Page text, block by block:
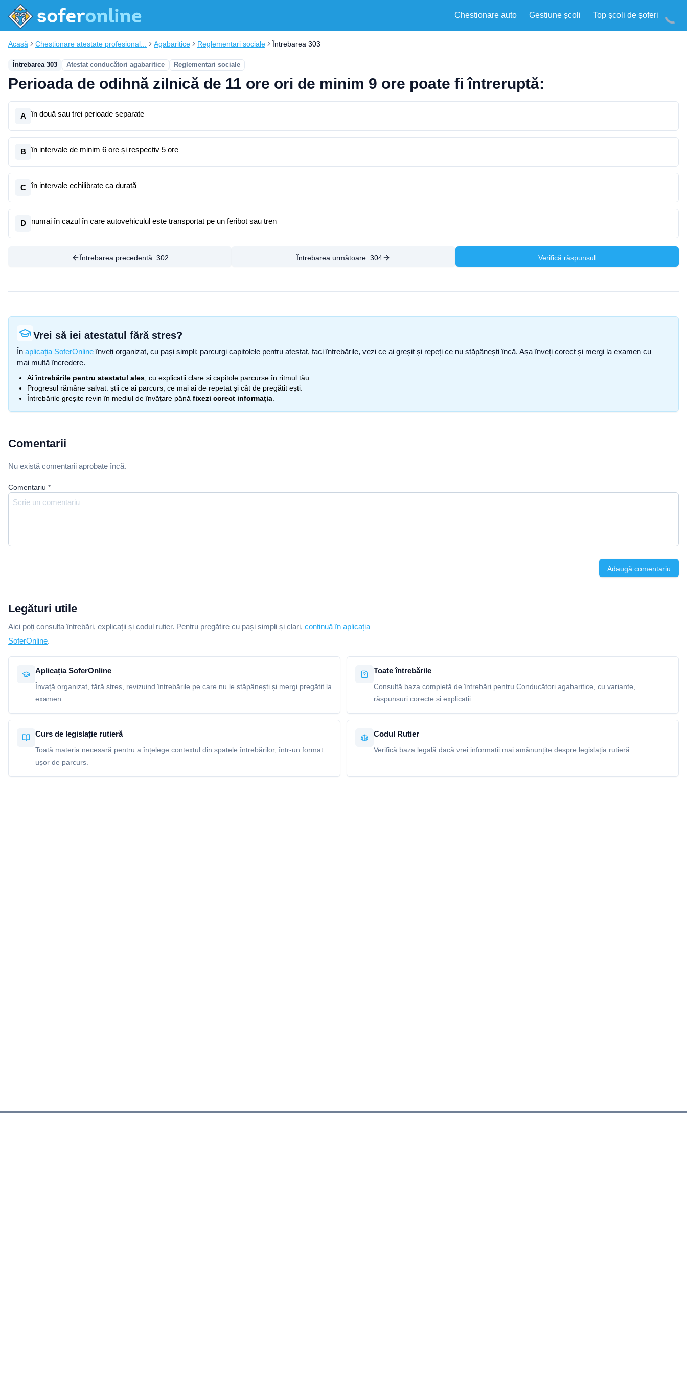
Chestionare auto Gestiune școli Top școli de șoferi
Acasă Chestionare atestate profesional... Agabaritice Reglementari sociale Întrebarea 303
Întrebarea 303 Atestat conducători agabaritice Reglementari sociale
Perioada de odihnă zilnică de 11 ore ori de minim 9 ore poate fi întreruptă:
A în două sau trei perioade separate
B în intervale de minim 6 ore și respectiv 5 ore
C în intervale echilibrate ca durată
D numai în cazul în care autovehiculul este transportat pe un feribot sau tren
Întrebarea precedentă: 302 Întrebarea următoare: 304 Verifică răspunsul
Vrei să iei atestatul fără stres?
În aplicația SoferOnline înveți organizat, cu pași simpli: parcurgi capitolele pentru atestat, faci întrebările, vezi ce ai greșit și repeți ce nu stăpânești încă. Așa înveți corect și mergi la examen cu
mai multă încredere.
Aiîntrebările pentru atestatul ales , cu explicații clare și capitole parcurse în ritmul tău.
Progresul rămâne salvat: știi ce ai parcurs, ce mai ai de repetat și cât de pregătit ești.
Întrebările greșite revin în mediul de învățare până fixezi corect informația
Comentarii
Nu există comentarii aprobate încă.
Comentariu *
Adaugă comentariu
Legături utile
Aici poți consulta întrebări, explicații și codul rutier. Pentru pregătire cu pași simpli și clari, continuă în aplicația
SoferOnline.
Aplicația SoferOnline
Învață organizat, fără stres, revizuind întrebările pe care nu le stăpânești și mergi pregătit la
examen.
Toate întrebările
Consultă baza completă de întrebări pentru Conducători agabaritice, cu variante,
răspunsuri corecte și explicații.
Curs de legislație rutieră
Toată materia necesară pentru a înțelege contextul din spatele întrebărilor, într-un format
ușor de parcurs.
Codul Rutier
Verifică baza legală dacă vrei informații mai amănunțite despre legislația rutieră.